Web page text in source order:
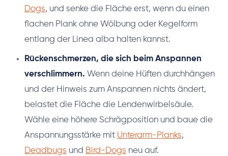
Dogs, und senke die Fläche erst, wenn du einen
flachen Plank ohne Wölbung oder Kegelform
entlang der Linea alba halten kannst.
Rückenschmerzen, die sich beim Anspannen
verschlimmern. Wenn deine Hüften durchhängen
und der Hinweis zum Anspannen nichts ändert,
belastet die Fläche die Lendenwirbelsäule.
Wähle eine höhere Schrägposition und baue die
Anspannungsstärke mit Unterarm-Planks,
Deadbugs und Bird-Dogs neu auf.